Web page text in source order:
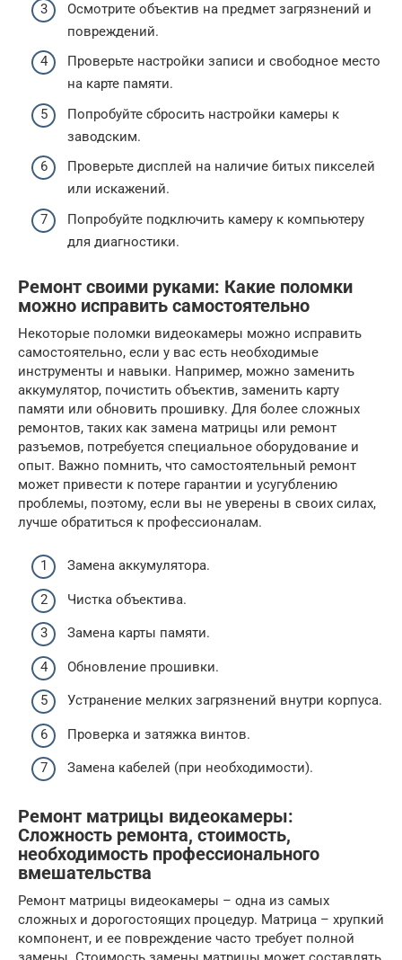
Осмотрите объектив на предмет загрязнений и
повреждений.
Проверьте настройки записи и свободное место
на карте памяти.
Попробуйте сбросить настройки камеры к
заводским.
Проверьте дисплей на наличие битых пикселей
или искажений.
Попробуйте подключить камеру к компьютеру
для диагностики.
Ремонт своими руками: Какие поломки
можно исправить самостоятельно
Некоторые поломки видеокамеры можно исправить
самостоятельно, если у вас есть необходимые
инструменты и навыки. Например, можно заменить
аккумулятор, почистить объектив, заменить карту
памяти или обновить прошивку. Для более сложных
ремонтов, таких как замена матрицы или ремонт
разъемов, потребуется специальное оборудование и
опыт. Важно помнить, что самостоятельный ремонт
может привести к потере гарантии и усугублению
проблемы, поэтому, если вы не уверены в своих силах,
лучше обратиться к профессионалам.
Замена аккумулятора.
Чистка объектива.
Замена карты памяти.
Обновление прошивки.
Устранение мелких загрязнений внутри корпуса.
Проверка и затяжка винтов.
Замена кабелей (при необходимости).
Ремонт матрицы видеокамеры:
Сложность ремонта, стоимость,
необходимость профессионального
вмешательства
Ремонт матрицы видеокамеры – одна из самых
сложных и дорогостоящих процедур. Матрица – хрупкий
компонент, и ее повреждение часто требует полной